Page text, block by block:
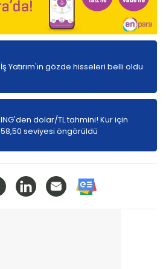
İş Yatırım'ın gözde hisseleri belli oldu
ING'den dolar/TL tahmini! Kur için
58,50 seviyesi öngörüldü